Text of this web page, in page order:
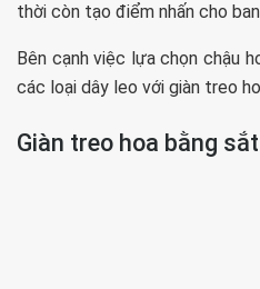
thời còn tạo điểm nhấn cho
Bên cạnh việc lựa chọn chậu
các loại dây leo với giàn treo
Giàn treo hoa bằng sắt